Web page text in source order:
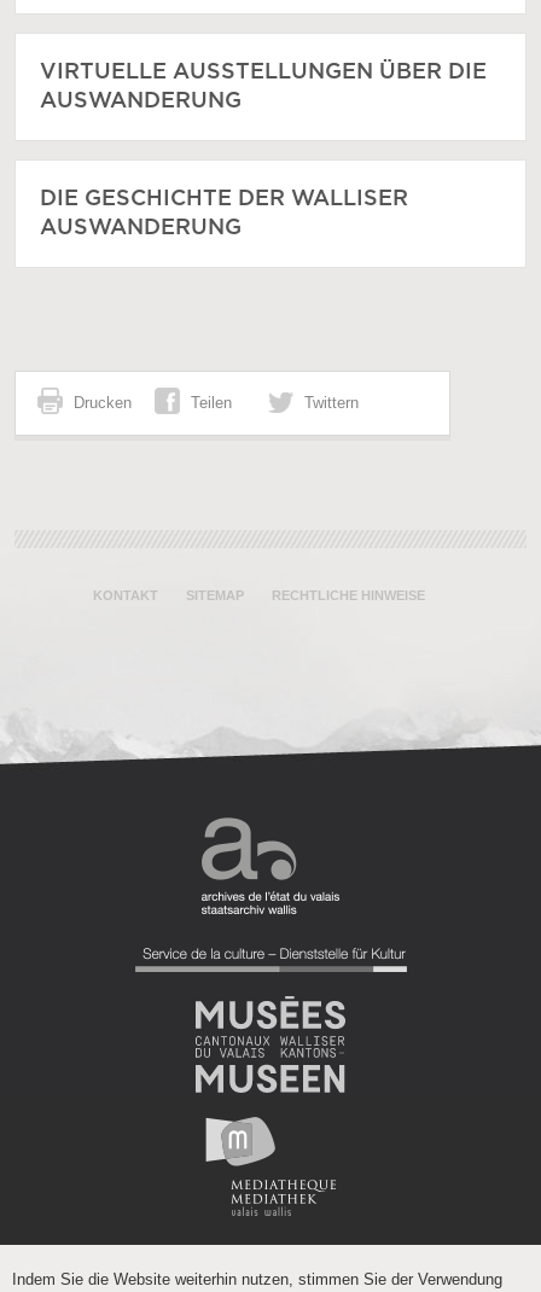
VIRTUELLE AUSSTELLUNGEN ÜBER DIE
AUSWANDERUNG
DIE GESCHICHTE DER WALLISER
AUSWANDERUNG
Drucken Teilen Twittern
KONTAKT SITEMAP RECHTLICHE HINWEISE
Indem Sie die Website weiterhin nutzen, stimmen Sie der Verwendung